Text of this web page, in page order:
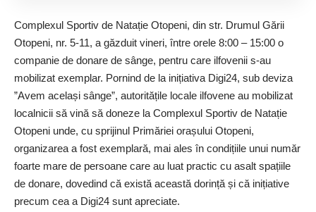
Complexul Sportiv de Natație Otopeni, din str. Drumul Gării
Otopeni, nr. 5-11, a găzduit vineri, între orele 8:00 – 15:00 o
companie de donare de sânge, pentru care ilfovenii s-au
mobilizat exemplar. Pornind de la inițiativa Digi24, sub deviza
”Avem același sânge”, autoritățile locale ilfovene au mobilizat
localnicii să vină să doneze la Complexul Sportiv de Natație
Otopeni unde, cu sprijinul Primăriei orașului Otopeni,
organizarea a fost exemplară, mai ales în condițiile unui număr
foarte mare de persoane care au luat practic cu asalt spațiile
de donare, dovedind că există această dorință și că inițiative
precum cea a Digi24 sunt apreciate.